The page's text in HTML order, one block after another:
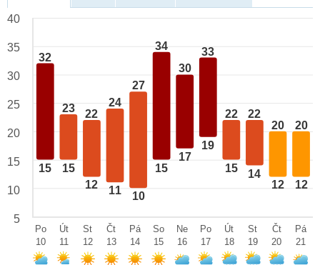
32
15
23
15
22
12
24
11
27
10
34
15
30
17
33
19
22
15
22
14
20
12
20
12
40
35
30
25
20
15
10
5
Po
10
Út
11
St
12
Čt
13
Pá
14
So
15
Ne
16
Po
17
Út
18
St
19
Čt
20
Pá
21